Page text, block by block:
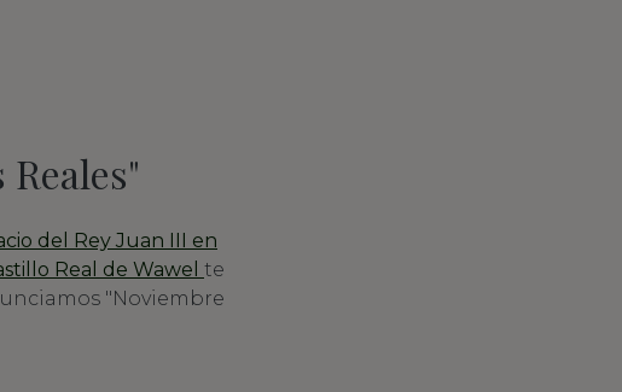
del Rey Juan III en
Real de Wawel te
"Noviembre